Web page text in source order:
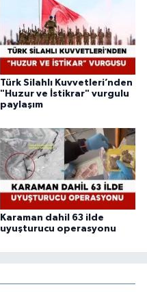
Türk Silahlı Kuvvetleri’nden
"Huzur ve İstikrar" vurgulu
paylaşım
Karaman dahil 63 ilde
uyuşturucu operasyonu